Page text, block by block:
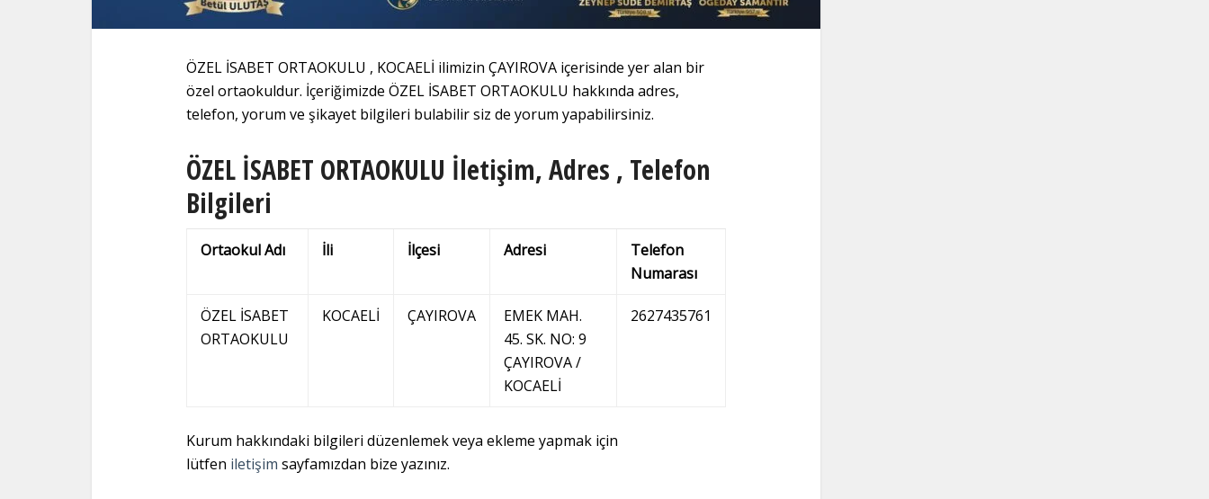
ÖZEL İSABET ORTAOKULU , KOCAELİ ilimizin ÇAYIROVA içerisinde yer alan bir
özel ortaokuldur. İçeriğimizde ÖZEL İSABET ORTAOKULU hakkında adres,
telefon, yorum ve şikayet bilgileri bulabilir siz de yorum yapabilirsiniz.
ÖZEL İSABET ORTAOKULU İletişim, Adres , Telefon
Bilgileri
Ortaokul Adı İli İlçesi Adresi
Telefon
Numarası
ÖZEL İSABET
ORTAOKULU
KOCAELİ ÇAYIROVA
EMEK MAH.
45. SK. NO: 9
ÇAYIROVA /
KOCAELİ
2627435761
Kurum hakkındaki bilgileri düzenlemek veya ekleme yapmak için
lütfen iletişim sayfamızdan bize yazınız.